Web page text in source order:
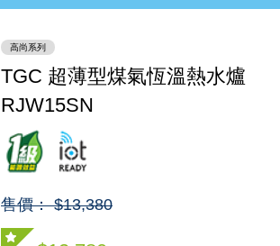
高尚系列
TGC 超薄型煤氣恆溫熱水爐
RJW15SN
售價： $13,380